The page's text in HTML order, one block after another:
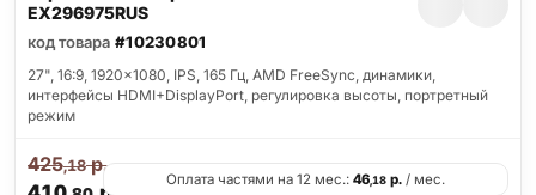
EX296975RUS
код товара #10230801
27", 16:9, 1920x1080, IPS, 165 Гц, AMD FreeSync, динамики,
интерфейсы HDMI+DisplayPort, регулировка высоты, портретный
режим
425,18р.
Оплата частями на 12 мес.: 46,18 р. / мес.